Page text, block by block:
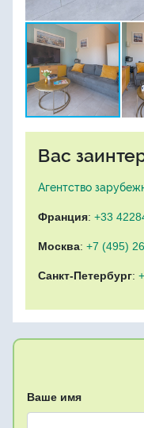
Вас
Агентство
Франция: +33
Москва: +7 (495)
Санкт-Петербург:
Ваше имя